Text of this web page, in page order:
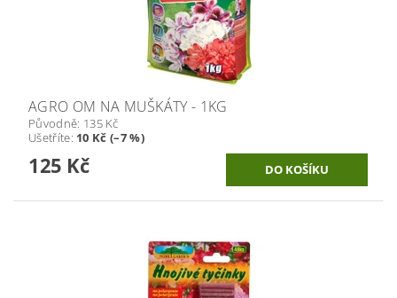
AGRO OM NA MUŠKÁTY - 1KG
Původně: 135 Kč
Ušetříte: 10 Kč (–7 %)
125 Kč